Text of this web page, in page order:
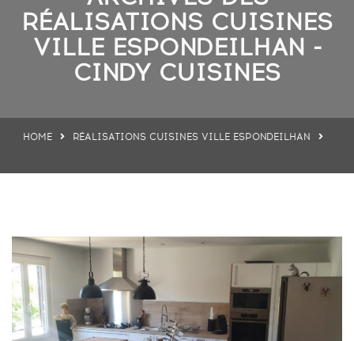
RÉALISATIONS CUISINES
VILLE ESPONDEILHAN -
CINDY CUISINES
HOME RÉALISATIONS CUISINES VILLE ESPONDEILHAN